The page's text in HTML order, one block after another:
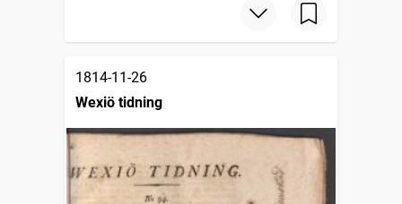
1814-11-26
Wexiö tidning